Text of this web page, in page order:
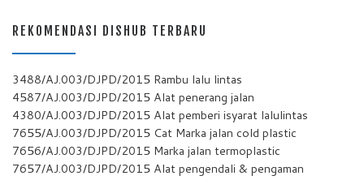
REKOMENDASI DISHUB TERBARU
3488/AJ.003/DJPD/2015 Rambu lalu lintas
4587/AJ.003/DJPD/2015 Alat penerang jalan
4380/AJ.003/DJPD/2015 Alat pemberi isyarat lalulintas
7655/AJ.003/DJPD/2015 Cat Marka jalan cold plastic
7656/AJ.003/DJPD/2015 Marka jalan termoplastic
7657/AJ.003/DJPD/2015 Alat pengendali & pengaman